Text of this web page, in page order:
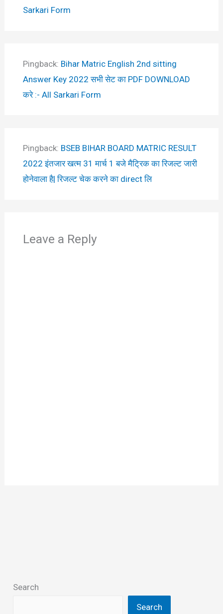
Sarkari Form
Pingback: Bihar Matric English 2nd sitting
Answer Key 2022 सभी सेट का PDF DOWNLOAD
करे :- All Sarkari Form
Pingback: BSEB BIHAR BOARD MATRIC RESULT
2022 इंतजार खत्म 31 मार्च 1 बजे मैट्रिक का रिजल्ट जारी
होनेवाला है| रिजल्ट चेक करने का direct लि
Leave a Reply
Search
Search